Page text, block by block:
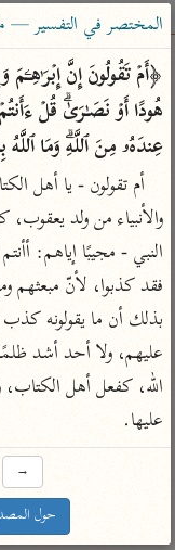
ساهم
بحث تفسير
for results.
Type 1 or more
for results.
أمّهات
تفسير الطبري
تفسير ابن كثير
تفسير القرطبي
تفسير البغوي
تفسير ابن الجوزي
المختصر في التفسير —
عِندَهُۥ مِنَ ٱللَّهِۗ وَمَا
عليها.
→
حول